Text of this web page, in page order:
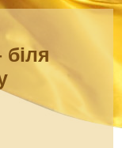
біля